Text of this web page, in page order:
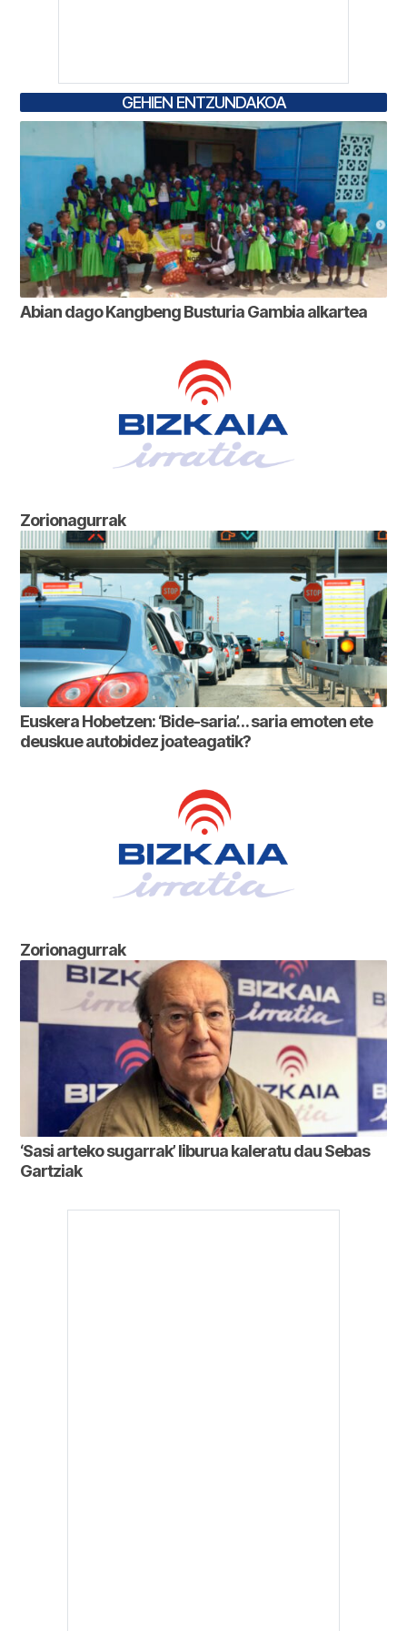
GEHIEN ENTZUNDAKOA
Abian dago Kangbeng Busturia Gambia alkartea
Zorionagurrak
Euskera Hobetzen: ‘Bide-saria’… saria emoten ete
deuskue autobidez joateagatik?
Zorionagurrak
‘Sasi arteko sugarrak’ liburua kaleratu dau Sebas
Gartziak